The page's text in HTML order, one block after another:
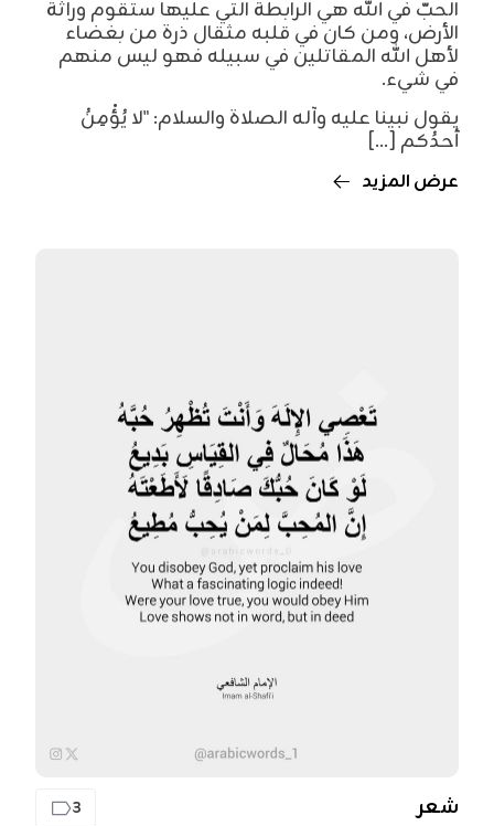
الحبّ في الله هي الرابطة التي عليها ستقوم وراثة
الأرض، ومن كان في قلبه مثقال ذرة من بغضاء
لأهل الله المقاتلين في سبيله فهو ليس منهم
في شيء.
يقول نبينا عليه وآله الصلاة والسلام: "لا يُؤْمِنُ
أحدُكم [...]
عرض المزيد
شعر 3